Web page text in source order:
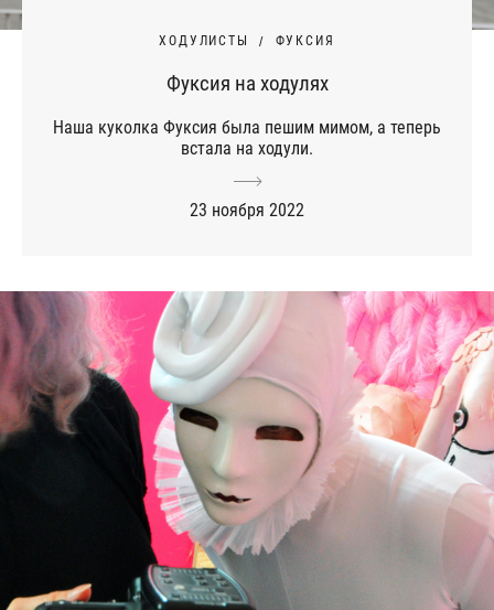
ХОДУЛИСТЫ ФУКСИЯ
Фуксия на ходулях
Наша куколка Фуксия была пешим мимом, а теперь
встала на ходули.
23 ноября 2022